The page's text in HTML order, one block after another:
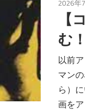
2026年
【
む！
以前
マン
ら）
画を